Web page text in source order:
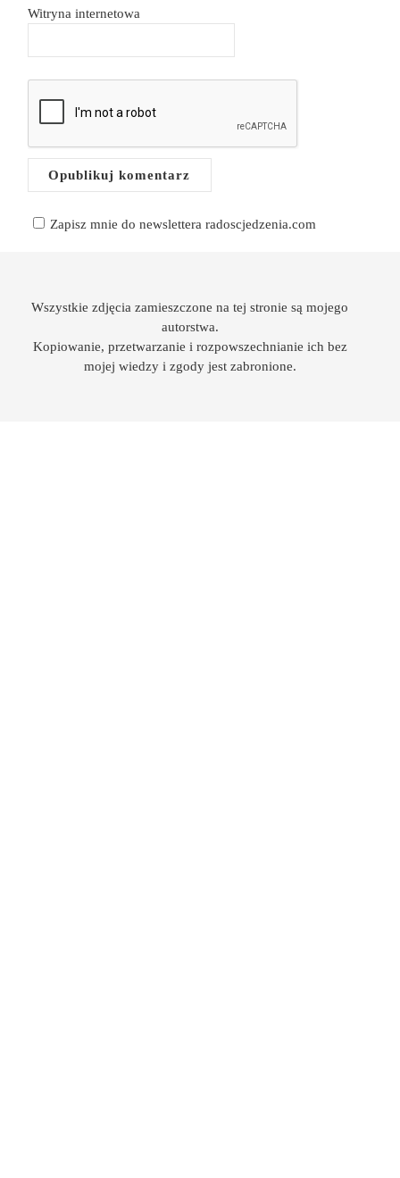
Witryna internetowa
Zapisz mnie do newslettera radoscjedzenia.com
Wszystkie zdjęcia zamieszczone na tej stronie są mojego
autorstwa.
Kopiowanie, przetwarzanie i rozpowszechnianie ich bez
mojej wiedzy i zgody jest zabronione.